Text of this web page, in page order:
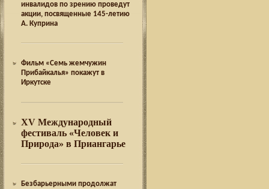
инвалидов по зрению проведут
акции, посвященные 145-летию
А. Куприна
Фильм «Семь жемчужин
Прибайкалья» покажут в
Иркутске
XV Международный
фестиваль «Человек и
Природа» в Приангарье
Безбарьерными продолжат